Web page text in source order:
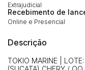
Extrajudicial
Recebimento de
Online e Presencial
Descrição
TOKIO MARINE |